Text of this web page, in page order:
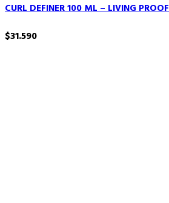
CURL DEFINER 100 ML – LIVING PROOF
$31.590